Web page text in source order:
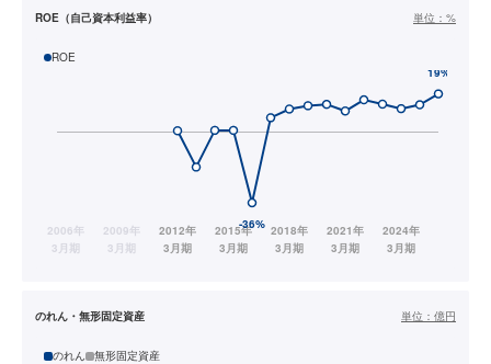
ROE（自己資本利益率） 単位： %
ROE
のれん・無形固定資産 単位： 億円
のれん 無形固定資産